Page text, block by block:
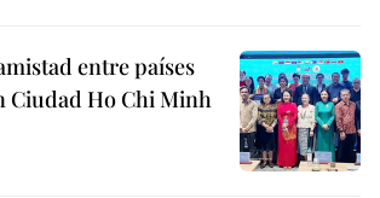
entre países
Ciudad Ho Chi Minh